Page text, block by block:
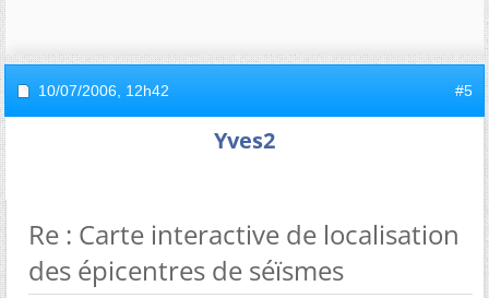
10/07/2006, 12h42 #5
Yves2
Re : Carte interactive de localisation
des épicentres de séïsmes